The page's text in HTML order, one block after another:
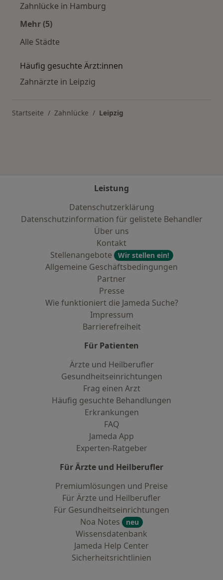
Zahnlücke in Hamburg
Mehr (5)
Alle Städte
Häufig gesuchte Ärzt:innen
Zahnärzte in Leipzig
Startseite Zahnlücke Leipzig
Leistung
Datenschutzerklärung
Datenschutzinformation für gelistete Behandler
Über uns
Kontakt
Stellenangebote
Wir stellen ein!
Allgemeine Geschäftsbedingungen
Partner
Presse
Wie funktioniert die Jameda Suche?
Impressum
Barrierefreiheit
Für Patienten
Ärzte und Heilberufler
Gesundheitseinrichtungen
Frag einen Arzt
Häufig gesuchte Behandlungen
Erkrankungen
FAQ
Jameda App
Experten-Ratgeber
Für Ärzte und Heilberufler
Premiumlösungen und Preise
Für Ärzte und Heilberufler
Für Gesundheitseinrichtungen
Noa Notes
neu
Wissensdatenbank
Jameda Help Center
Sicherheitsrichtlinien